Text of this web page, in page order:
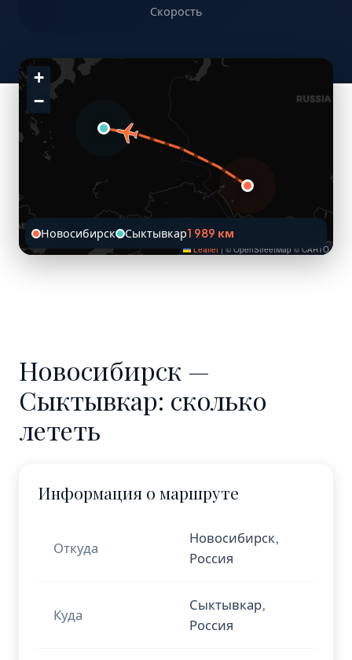
Скорость
+
−
Leaflet | © OpenStreetMap © CARTO
Новосибирск Сыктывкар1 989 км
Новосибирск —
Сыктывкар: сколько
лететь
Информация о маршруте
Откуда
Новосибирск,
Россия
Куда
Сыктывкар,
Россия